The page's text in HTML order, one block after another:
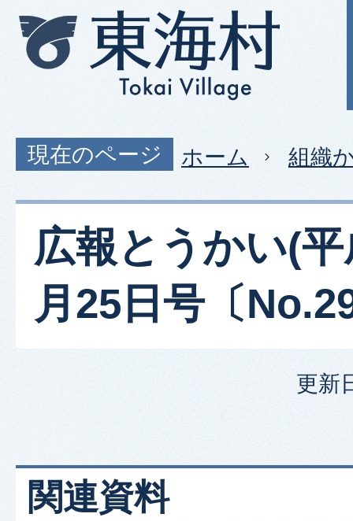
現在のページ ホーム 組織
広報とうかい(
月25日号〔
更新
関連資料